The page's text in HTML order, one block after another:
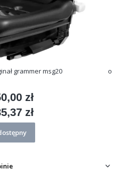
grammer msg20
zł
zł